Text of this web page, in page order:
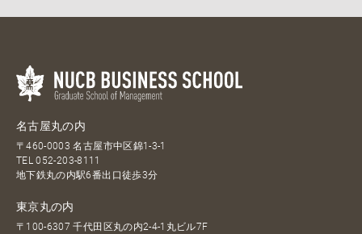
名古屋丸の内
〒460-0003 名古屋市中区錦1-3-1
TEL052-203-8111
地下鉄丸の内駅6番出口徒歩3分
東京丸の内
〒100-6307 千代田区丸の内2-4-1丸ビル7F